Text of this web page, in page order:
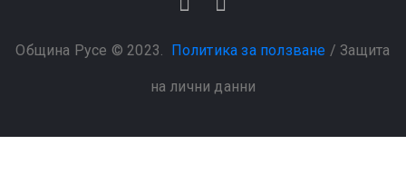
Община Русе © 2023. Политика за ползване / Защита
на лични данни